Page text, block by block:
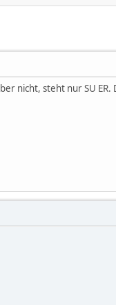
nicht, steht nur SU ER.